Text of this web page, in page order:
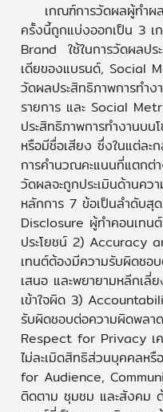
เกณฑ์การวัดผลผู้ทำผ
ครั้งนี้ถูกแบ่งออกเป็น ​3
Brand ใช้ในการวัดผลปร
เดียของแบรนด์, Social
วัดผลประสิทธิภาพการทำง
รายการ และ Social
ประสิทธิภาพการทำงานบ
หรือมีชื่อเสียง ซึ่งในแต่ละ
การคำนวณคะแนนที่แตกต่
วัดผลจะถูกประเมินด้านคว
หลักการ 7 ข้อเป็นลำดับ
Disclosure ผู้ทำคอนเทน
ประโยชน์ 2) Accuracy
เทนต์ต้องมีความรับผิดชอ
เสนอ และพยายามหลีกเลี่
เข้าใจผิด 3)
รับผิดชอบต่อความผิดพลา
Respect for Privacy เ
ไม่ละเมิดสิทธิส่วนบุคคลห
for Audience,
ติดตาม ชุมชม และสังคม ด้